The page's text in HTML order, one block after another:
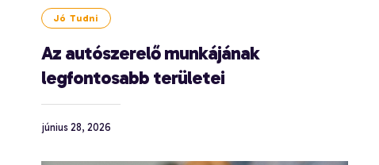
Jó Tudni
Az autószerelő munkájának
legfontosabb területei
június 28, 2026